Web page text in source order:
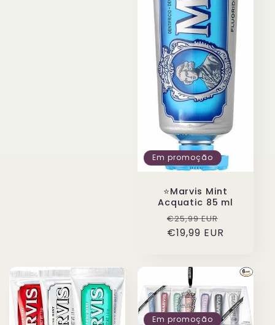
Em promoção
⭐️Marvis Mint
Acquatic 85 ml
Preço
normal
€25,99 EUR
€19,99 EUR
Em promoção